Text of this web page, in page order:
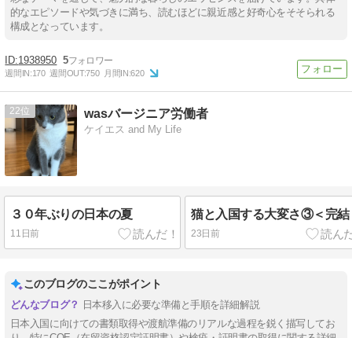
的なエピソードや気づきに満ち、読むほどに親近感と好奇心をそそられる
構成となっています。
1938950 5
週間IN:170 週間OUT:750 月間IN:620
22 wasバージニア労働者
ケイエス and My Life
３０年ぶりの日本の夏
11日前
猫と入国する大変さ③＜完結
23日前
このブログのここがポイント
日本移入に必要な準備と手順を詳細解説
日本入国に向けての書類取得や渡航準備のリアルな過程を鋭く描写してお